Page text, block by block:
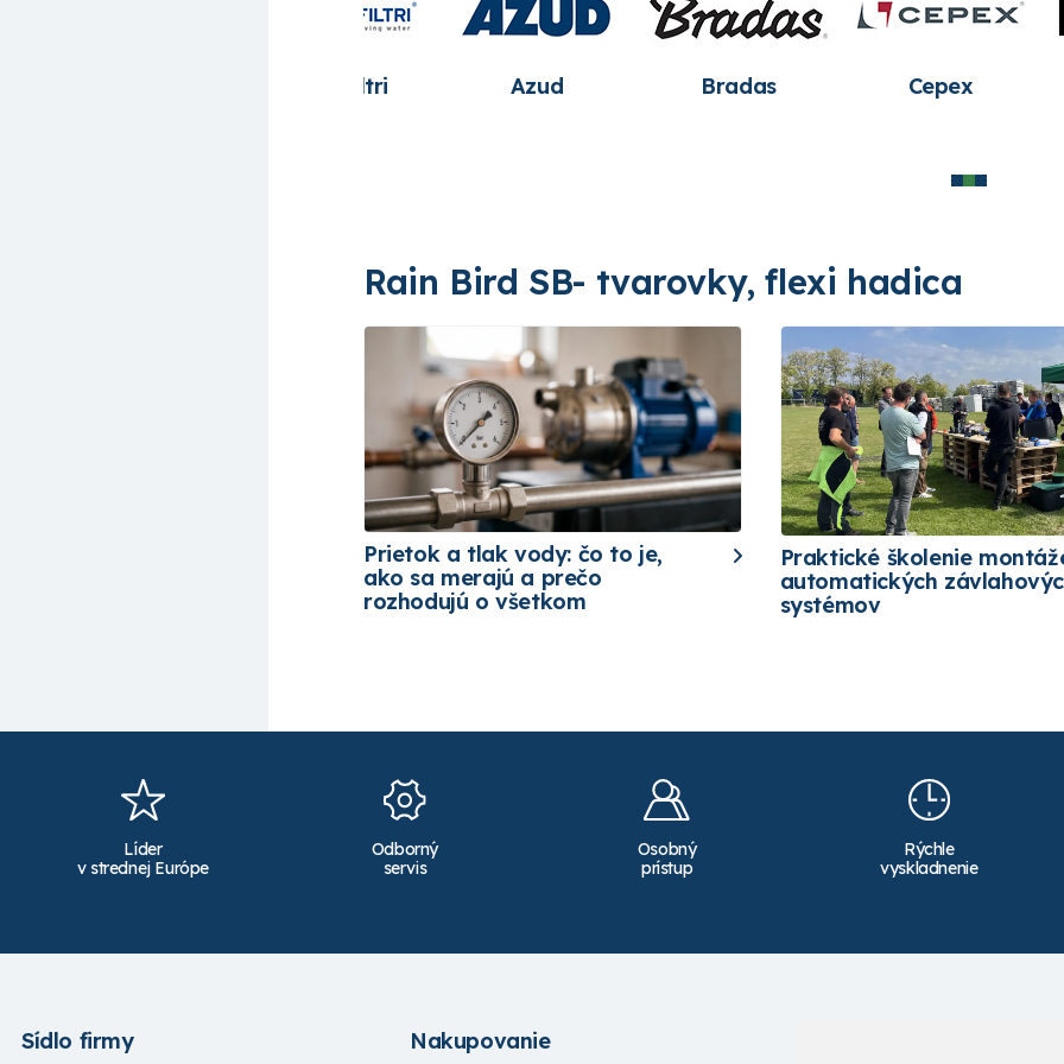
Cepex Leo Group
Rain Bird SB- tvarovky, flexi hadica
Prietok a tlak vody: čo to je,
ako sa merajú a prečo
rozhodujú o všetkom
Praktické školenie
automatických
systémov
Líder
v strednej Európe
Odborný
servis
Osobný
prístup
Rýchle
vyskladnenie
Sídlo firmy Nakupovanie